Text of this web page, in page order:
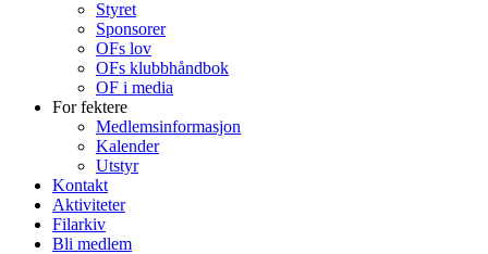
Styret
Sponsorer
OFs lov
OFs klubbhåndbok
OF i media
For fektere
Medlemsinformasjon
Kalender
Utstyr
Kontakt
Aktiviteter
Filarkiv
Bli medlem